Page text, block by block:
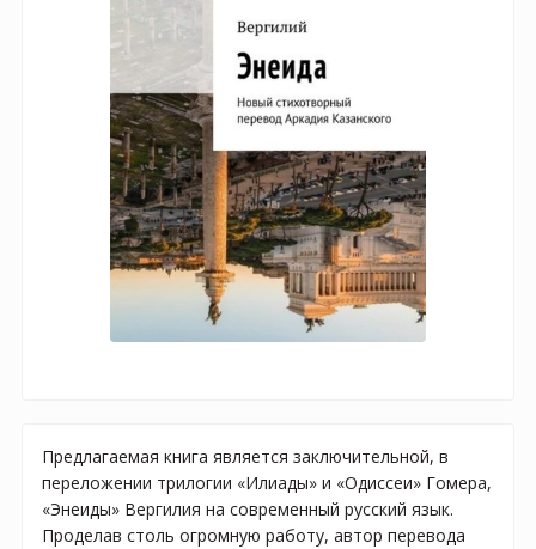
Предлагаемая книга является заключительной, в
переложении трилогии «Илиады» и «Одиссеи» Гомера,
«Энеиды» Вергилия на современный русский язык.
Проделав столь огромную работу, автор перевода